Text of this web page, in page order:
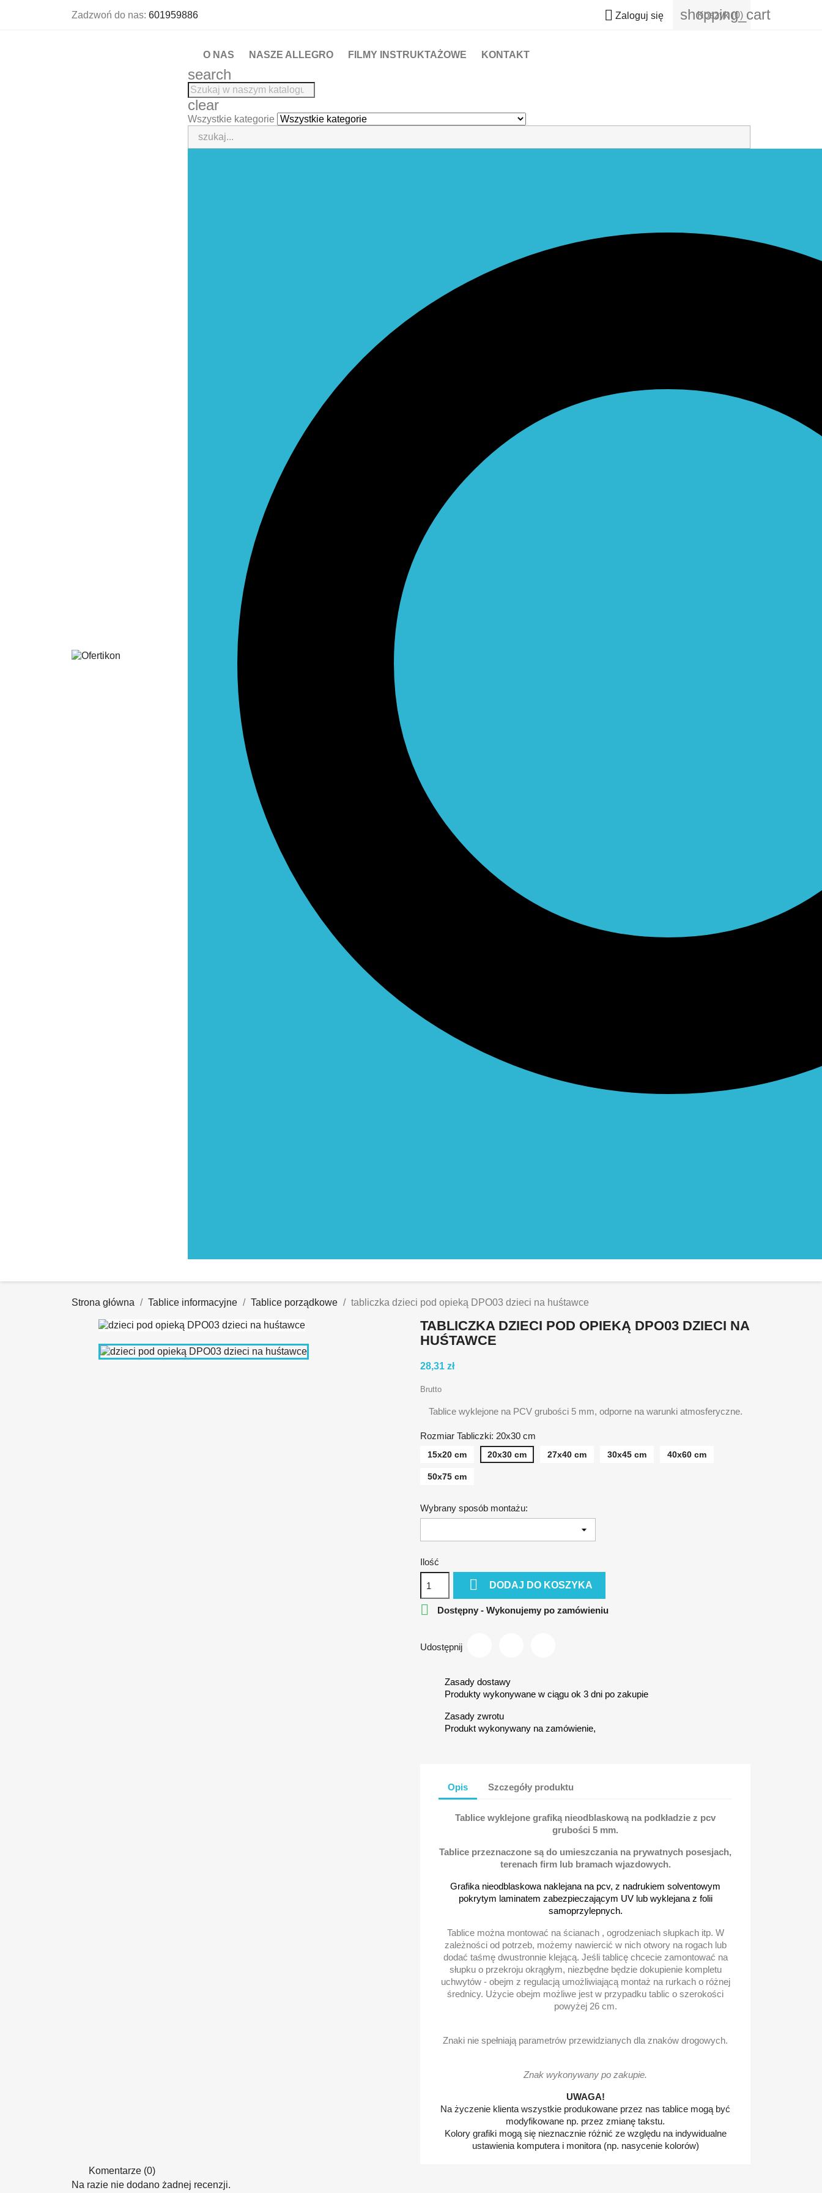
Zadzwoń do nas: 601959886  Zaloguj się shopping_cart
Koszyk (0)
O NAS NASZE ALLEGRO FILMY INSTRUKTAŻOWE KONTAKT
search
clear
Wszystkie kategorie
Strona główna Tablice informacyjne Tablice porządkowe tabliczka dzieci pod opieką DPO03 dzieci na huśtawce
TABLICZKA DZIECI POD OPIEKĄ DPO03 DZIECI NA
HUŚTAWCE
28,31 zł
Brutto
Tablice wyklejone na PCV grubości 5 mm, odporne na warunki atmosferyczne.
Rozmiar Tabliczki: 20x30 cm
15x20 cm 20x30 cm 27x40 cm 30x45 cm 40x60 cm
50x75 cm
Wybrany sposób montażu:
Ilość
 DODAJ DO KOSZYKA
 Dostępny - Wykonujemy po zamówieniu
Udostępnij
Zasady dostawy
Produkty wykonywane w ciągu ok 3 dni po zakupie
Zasady zwrotu
Produkt wykonywany na zamówienie,
Opis Szczegóły produktu
Tablice wyklejone grafiką nieodblaskową na podkładzie z pcv
grubości 5 mm.
Tablice przeznaczone są do umieszczania na prywatnych posesjach,
terenach firm lub bramach wjazdowych.
Grafika nieodblaskowa naklejana na pcv, z nadrukiem solventowym
pokrytym laminatem zabezpieczającym UV lub wyklejana z folii
samoprzylepnych.
Tablice można montować na ścianach , ogrodzeniach słupkach itp. W
zależności od potrzeb, możemy nawiercić w nich otwory na rogach lub
dodać taśmę dwustronnie klejącą. Jeśli tablicę chcecie zamontować na
słupku o przekroju okrągłym, niezbędne będzie dokupienie kompletu
uchwytów - obejm z regulacją umożliwiającą montaż na rurkach o różnej
średnicy. Użycie obejm możliwe jest w przypadku tablic o szerokości
powyżej 26 cm.
Znaki nie spełniają parametrów przewidzianych dla znaków drogowych.
Znak wykonywany po zakupie.
UWAGA!
Na życzenie klienta wszystkie produkowane przez nas tablice mogą być
modyfikowane np. przez zmianę takstu.
Kolory grafiki mogą się nieznacznie różnić ze względu na indywidualne
ustawienia komputera i monitora (np. nasycenie kolorów)
Komentarze (0)
Na razie nie dodano żadnej recenzji.